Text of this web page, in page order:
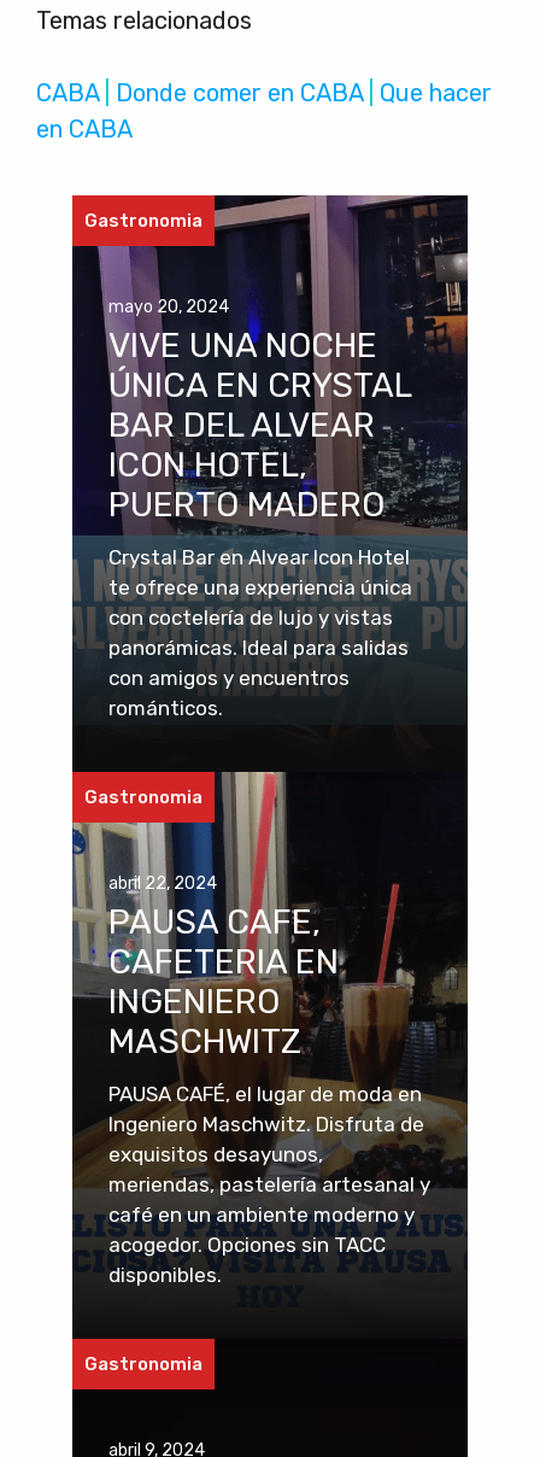
Temas relacionados
CABA | Donde comer en CABA | Que hacer
en CABA
Gastronomia
mayo 20, 2024
VIVE UNA NOCHE
ÚNICA EN CRYSTAL
BAR DEL ALVEAR
ICON HOTEL,
PUERTO MADERO
Crystal Bar en Alvear Icon Hotel
te ofrece una experiencia única
con coctelería de lujo y vistas
panorámicas. Ideal para salidas
con amigos y encuentros
románticos.
Gastronomia
abril 22, 2024
PAUSA CAFE,
CAFETERIA EN
INGENIERO
MASCHWITZ
PAUSA CAFÉ, el lugar de moda en
Ingeniero Maschwitz. Disfruta de
exquisitos desayunos,
meriendas, pastelería artesanal y
café en un ambiente moderno y
acogedor. Opciones sin TACC
disponibles.
Gastronomia
abril 9, 2024